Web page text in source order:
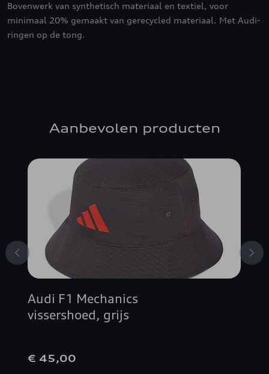
Bovenwerk van synthetisch materiaal en textiel, voor
minimaal 20% gemaakt van gerecycled materiaal. Met Audi-
ringen op de tong.
Aanbevolen producten
Audi F1 Mechanics
vissershoed, grijs
€ 45,00